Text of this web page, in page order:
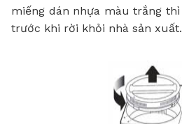
miếng dán nhựa màu trắng thì
trước khi rời khỏi nhà sản xuất.